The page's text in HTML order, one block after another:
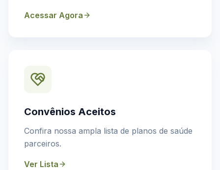
Acessar Agora
Convênios Aceitos
Confira nossa ampla lista de planos de saúde
parceiros.
Ver Lista